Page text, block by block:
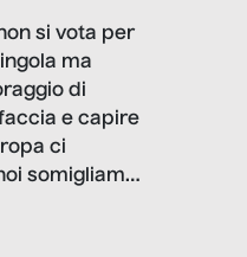
si vota per
ma
di
e capire
ci
somigliamo